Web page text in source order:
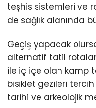
teşhis sistemleri ve
de sağlık alanında
Geçiş yapacak
alternatif tatil
ile iç içe olan kamp
bisiklet gezileri
tarihi ve arkeolojik